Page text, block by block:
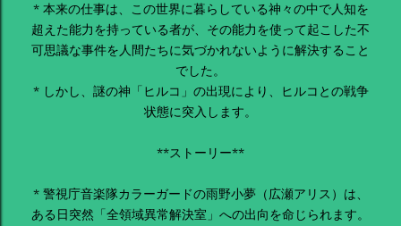
* 本来の仕事は、この世界に暮らしている神々の中で人知を
超えた能力を持っている者が、その能力を使って起こした不
可思議な事件を人間たちに気づかれないように解決すること
でした。
* しかし、謎の神「ヒルコ」の出現により、ヒルコとの戦争
状態に突入します。
**ストーリー**
* 警視庁音楽隊カラーガードの雨野小夢（広瀬アリス）は、
ある日突然「全領域異常解決室」への出向を命じられます。